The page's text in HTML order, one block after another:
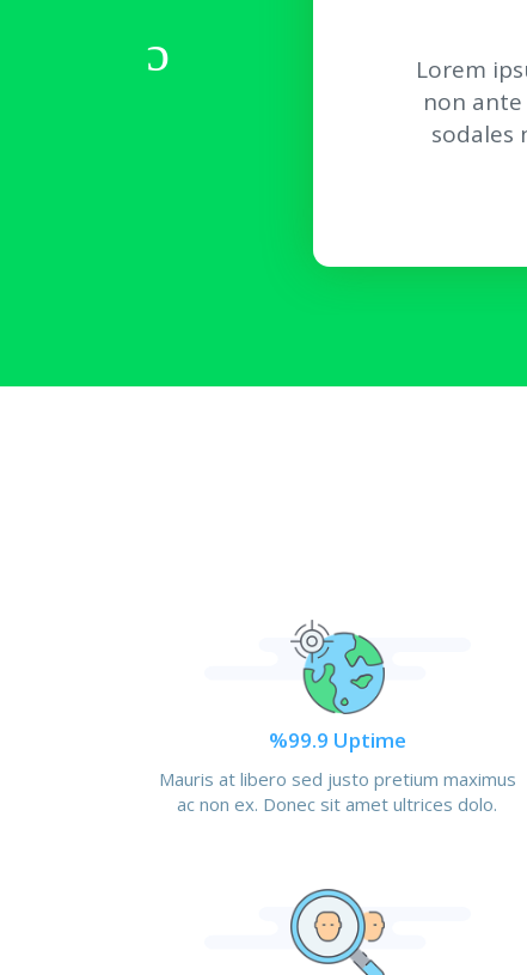
Lorem
non
sodales
%99.9 Uptime
Mauris at libero sed justo pretium maximus
ac non ex. Donec sit amet ultrices dolo.